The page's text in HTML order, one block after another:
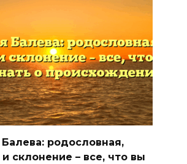
родословная,
склонение – все, что вы